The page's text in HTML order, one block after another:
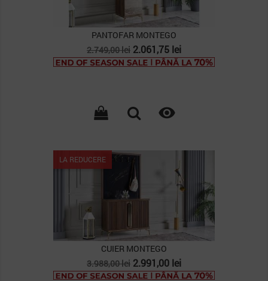
PANTOFAR MONTEGO
Pret
de
2.749,00 lei Pret
2.061,75 lei

LA REDUCERE
CUIER MONTEGO
Pret
de
3.988,00 lei Pret
2.991,00 lei